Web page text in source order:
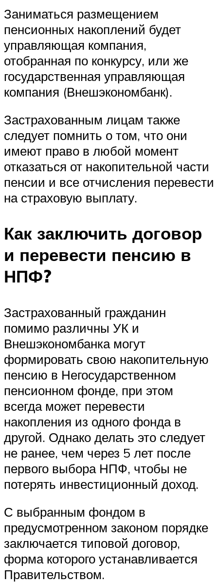
Заниматься размещением
пенсионных накоплений будет
управляющая компания,
отобранная по конкурсу, или же
государственная управляющая
компания (Внешэкономбанк).
Застрахованным лицам также
следует помнить о том, что они
имеют право в любой момент
отказаться от накопительной части
пенсии и все отчисления перевести
на страховую выплату.
Как заключить договор
и перевести пенсию в
НПФ?
Застрахованный гражданин
помимо различны УК и
Внешэкономбанка могут
формировать свою накопительную
пенсию в Негосударственном
пенсионном фонде, при этом
всегда может перевести
накопления из одного фонда в
другой. Однако делать это следует
не ранее, чем через 5 лет после
первого выбора НПФ, чтобы не
потерять инвестиционный доход.
С выбранным фондом в
предусмотренном законом порядке
заключается типовой договор,
форма которого устанавливается
Правительством.